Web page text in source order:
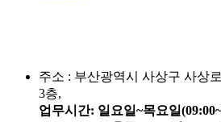
주소 : 부산광역시 사상구 사상
3층,
업무시간: 일요일~목요일